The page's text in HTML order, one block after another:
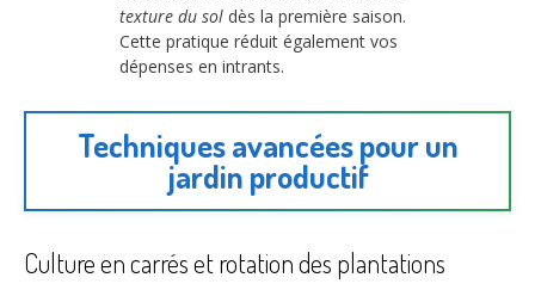
texture du sol dès la première saison.
Cette pratique réduit également vos
dépenses en intrants.
Techniques avancées pour un
jardin productif
Culture en carrés et rotation des plantations